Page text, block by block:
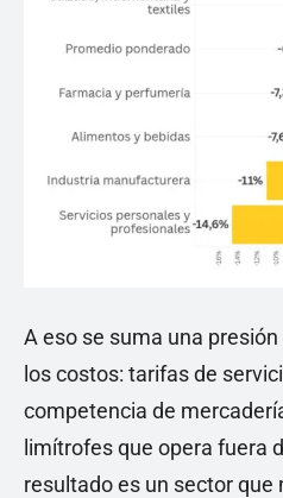
A eso se suma una
los costos: tarifas de
competencia de
limítrofes que opera fuera
resultado es un sector que